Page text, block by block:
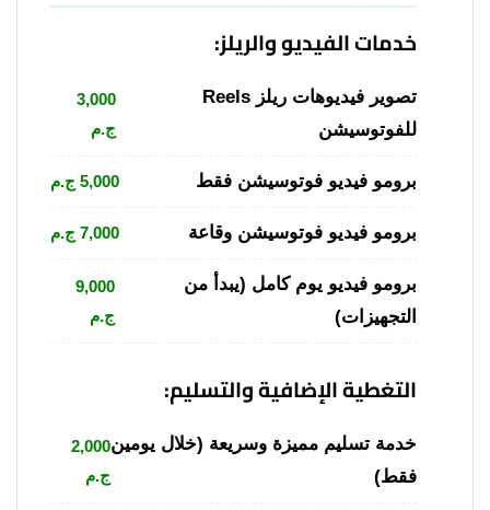
خدمات الفيديو والريلز:
تصوير فيديوهات ريلز Reels
للفوتوسيشن
3,000
ج.م
برومو فيديو فوتوسيشن فقط 5,000 ج.م
برومو فيديو فوتوسيشن وقاعة 7,000 ج.م
برومو فيديو يوم كامل (يبدأ من
التجهيزات)
9,000
ج.م
التغطية الإضافية والتسليم:
خدمة تسليم مميزة وسريعة (خلال يومين
فقط)
2,000
ج.م